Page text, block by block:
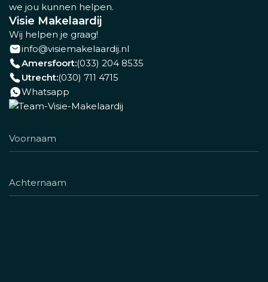
we jou kunnen helpen.
Visie Makelaardij
Wij helpen je graag!
info@visiemakelaardij.nl
Amersfoort:(033) 204 8535
Utrecht:(030) 711 4715
Whatsapp